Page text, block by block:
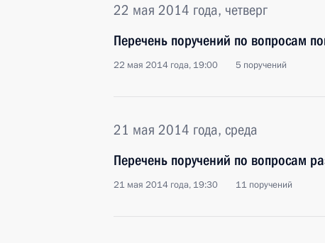
22 мая 2014 года, четверг
Перечень поручений по вопросам
22 мая 2014 года, 19:00 5 поручений
21 мая 2014 года, среда
Перечень поручений по вопросам
21 мая 2014 года, 19:30 11 поручений